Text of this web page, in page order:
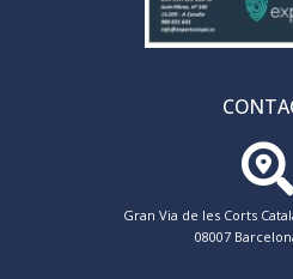
Gran Via de les Corts
08007